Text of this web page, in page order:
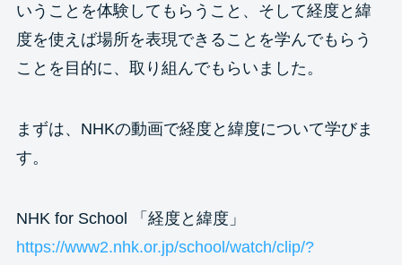
いうことを体験してもらうこと、そして経度と緯
度を使えば場所を表現できることを学んでもらう
ことを目的に、取り組んでもらいました。
まずは、NHKの動画で経度と緯度について学びま
す。
NHK for School 「経度と緯度」
https://www2.nhk.or.jp/school/watch/clip/?